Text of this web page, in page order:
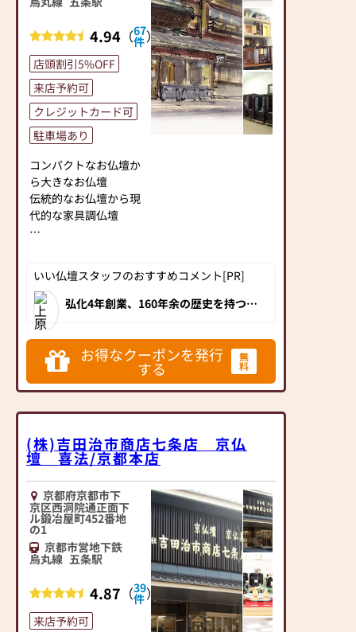
忘れず、皆様の信頼に
お応えできるよう、努
力して参ります。
ご来店を心よりお待ち
申し上げます。
4.94 （67
件）
店頭割引5%OFF
来店予約可
クレジットカード可
駐車場あり
コンパクトなお仏壇か
ら大きなお仏壇
伝統的なお仏壇から現
代的な家具調仏壇
ります。
お客様にご満足いただ
けるよう丁寧にお伺い
いたしますので、どの
ようなことでもご相談
ください。
設置まで責任をもって
仏具の取り扱い説明も
致します。
配達料・設置料ともに
無料です。
※ご遠方の方、お仏壇
サイズによってはご相
談させていただく場合
がございます。
ご購入後もお困りごと
があれば、何なりとお
申し付けください。
いい仏壇スタッフのおすすめコメント[PR]
弘化4年創業、160年余の歴史を持つ老
壇まで匠の技とセンスが光るお仏壇を
多数展示！美術品のような最高級の京
仏壇をぜひ一度ご覧ください。
お得なクーポンを発行
する
無
料
(株)吉田治市商店七条店 京仏
壇 喜法/京都本店
京都府京都市下
京区西洞院通正面下
ル鍛冶屋町452番地
の1
京都市営地下鉄
烏丸線 五条駅
4.87 （39
件）
来店予約可